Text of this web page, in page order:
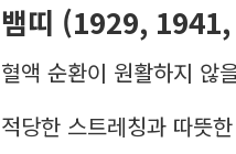
뱀띠 (1929,
혈액 순환이 원활하지 않
적당한 스트레칭과 따뜻